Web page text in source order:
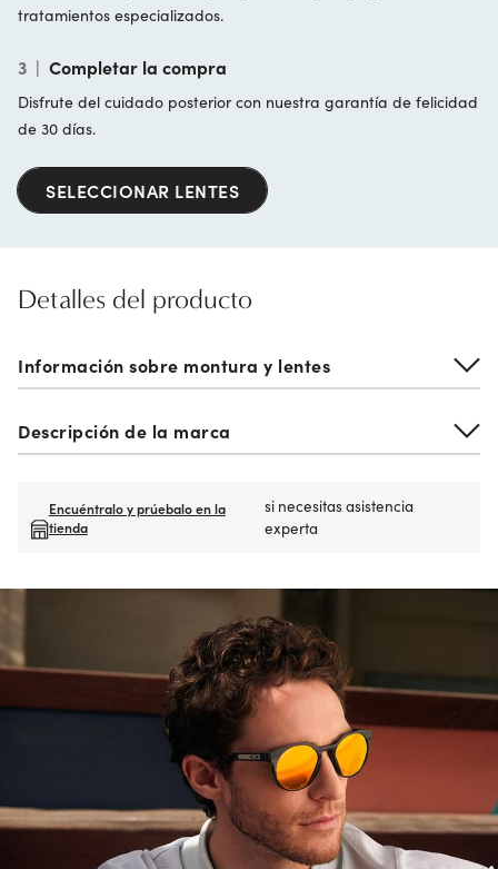
tratamientos especializados.
3 | Completar la compra
Disfrute del cuidado posterior con nuestra garantía de felicidad
de 30 días.
SELECCIONAR LENTES
Detalles del producto
Información sobre montura y lentes
Descripción de la marca
Encuéntralo y prúebalo en la
tienda
si necesitas asistencia
experta